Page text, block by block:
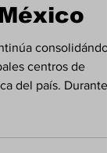
la
del